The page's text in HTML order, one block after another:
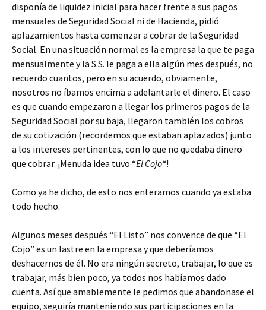
disponía de liquidez inicial para hacer frente a sus pagos
mensuales de Seguridad Social ni de Hacienda, pidió
aplazamientos hasta comenzar a cobrar de la Seguridad
Social. En una situación normal es la empresa la que te paga
mensualmente y la S.S. le paga a ella algún mes después, no
recuerdo cuantos, pero en su acuerdo, obviamente,
nosotros no íbamos encima a adelantarle el dinero. El caso
es que cuando empezaron a llegar los primeros pagos de la
Seguridad Social por su baja, llegaron también los cobros
de su cotización (recordemos que estaban aplazados) junto
a los intereses pertinentes, con lo que no quedaba dinero
que cobrar. ¡Menuda idea tuvo “El Cojo“!
Como ya he dicho, de esto nos enteramos cuando ya estaba
todo hecho.
Algunos meses después “El Listo” nos convence de que “El
Cojo” es un lastre en la empresa y que deberíamos
deshacernos de él. No era ningún secreto, trabajar, lo que es
trabajar, más bien poco, ya todos nos habíamos dado
cuenta. Así que amablemente le pedimos que abandonase el
equipo, seguiría manteniendo sus participaciones en la